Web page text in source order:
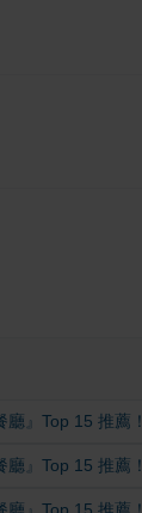
』Top 15 推薦！
』Top 15 推薦！
』Top 15 推薦！